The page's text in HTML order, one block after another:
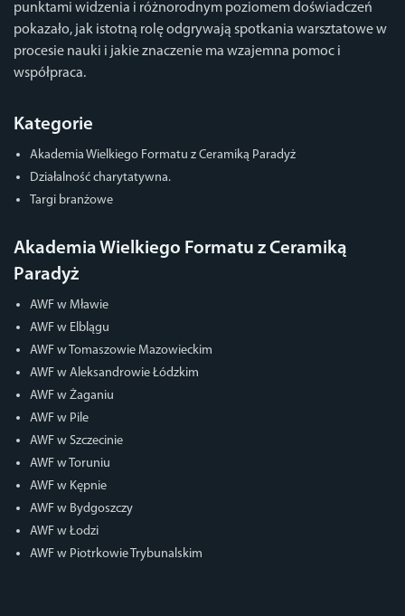
punktami widzenia i różnorodnym poziomem doświadczeń
pokazało, jak istotną rolę odgrywają spotkania warsztatowe w
procesie nauki i jakie znaczenie ma wzajemna pomoc i
współpraca.
Kategorie
Akademia Wielkiego Formatu z Ceramiką Paradyż
Działalność charytatywna.
Targi branżowe
Akademia Wielkiego Formatu z Ceramiką
Paradyż
AWF w Mławie
AWF w Elblągu
AWF w Tomaszowie Mazowieckim
AWF w Aleksandrowie Łódzkim
AWF w Żaganiu
AWF w Pile
AWF w Szczecinie
AWF w Toruniu
AWF w Kępnie
AWF w Bydgoszczy
AWF w Łodzi
AWF w Piotrkowie Trybunalskim